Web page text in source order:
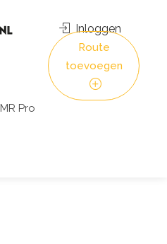
MR Pro
Inloggen
Route
toevoegen